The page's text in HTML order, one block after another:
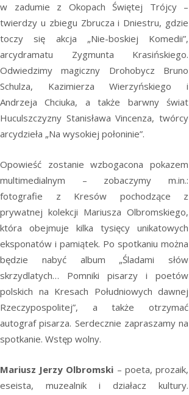
w zadumie z Okopach Świętej Trójcy –
twierdzy u zbiegu Zbrucza i Dniestru, gdzie
toczy się akcja „Nie-boskiej Komedii”,
arcydramatu Zygmunta Krasińskiego.
Odwiedzimy magiczny Drohobycz Bruno
Schulza, Kazimierza Wierzyńskiego i
Andrzeja Chciuka, a także barwny świat
Huculszczyzny Stanisława Vincenza, twórcy
arcydzieła „Na wysokiej połoninie”.
Opowieść zostanie wzbogacona pokazem
multimedialnym – zobaczymy m.in.:
fotografie z Kresów pochodzące z
prywatnej kolekcji Mariusza Olbromskiego,
która obejmuje kilka tysięcy unikatowych
eksponatów i pamiątek. Po spotkaniu można
będzie nabyć album „Śladami słów
skrzydlatych… Pomniki pisarzy i poetów
polskich na Kresach Południowych dawnej
Rzeczypospolitej”, a także otrzymać
autograf pisarza. Serdecznie zapraszamy na
spotkanie. Wstęp wolny.
Mariusz Jerzy Olbromski – poeta, prozaik,
eseista, muzealnik i działacz kultury.